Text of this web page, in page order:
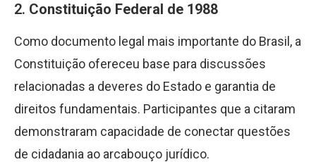
2. Constituição Federal de 1988
Como documento legal mais importante do Brasil, a
Constituição ofereceu base para discussões
relacionadas a deveres do Estado e garantia de
direitos fundamentais. Participantes que a citaram
demonstraram capacidade de conectar questões
de cidadania ao arcabouço jurídico.